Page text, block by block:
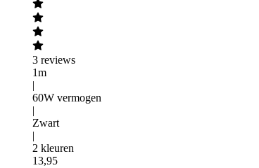
3 reviews
1m
|
60W vermogen
|
Zwart
|
2 kleuren
13,95